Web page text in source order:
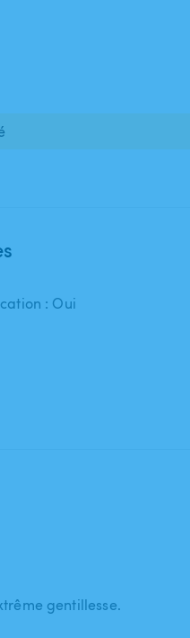
: Oui
gentillesse.